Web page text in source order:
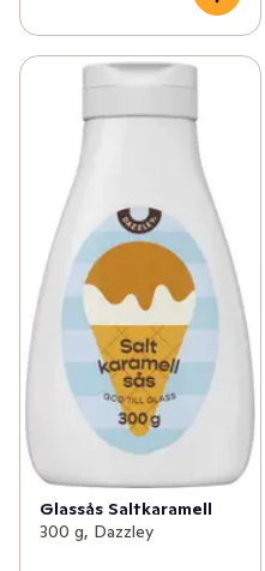
Glassås Saltkaramell
300 g, Dazzley